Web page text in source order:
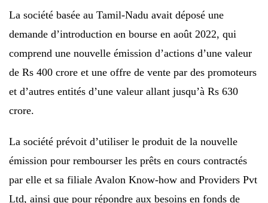
La société basée au Tamil-Nadu avait déposé une
demande d’introduction en bourse en août 2022, qui
comprend une nouvelle émission d’actions d’une valeur
de Rs 400 crore et une offre de vente par des promoteurs
et d’autres entités d’une valeur allant jusqu’à Rs 630
crore.
La société prévoit d’utiliser le produit de la nouvelle
émission pour rembourser les prêts en cours contractés
par elle et sa filiale Avalon Know-how and Providers Pvt
Ltd, ainsi que pour répondre aux besoins en fonds de